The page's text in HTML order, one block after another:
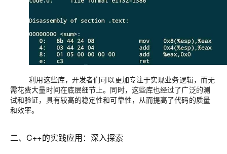
利用这些库，开发者们可以更加专注于实现业务逻辑，而无
需花费大量时间在底层细节上。同时，这些库也经过了广泛的测
试和验证，具有较高的稳定性和可靠性，从而提高了代码的质量
和效率。
二、C++的实践应用：深入探索